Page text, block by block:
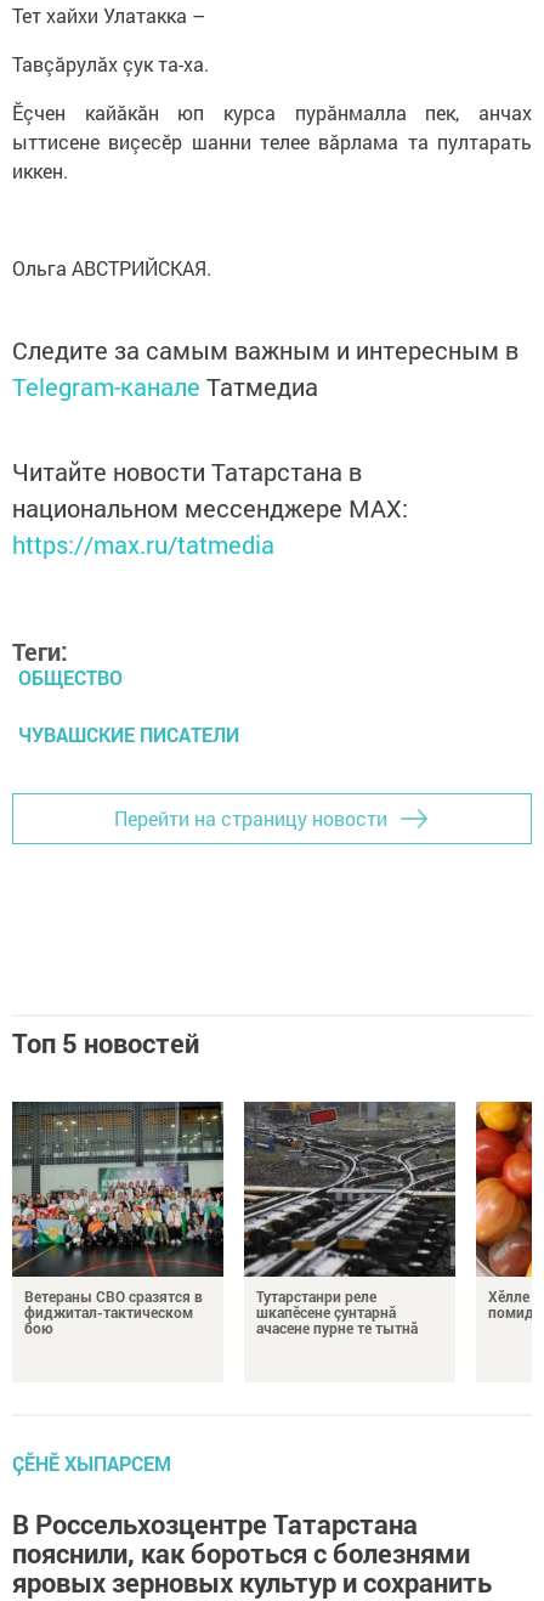
Тет хайхи Улатакка –
Тавçăрулăх çук та-ха.
Ӗçчен кайăкăн юп курса пурăнмалла пек, анчах
ыттисене виçесӗр шанни телее вăрлама та пултарать
иккен.
Ольга АВСТРИЙСКАЯ.
Следите за самым важным и интересным в
Telegram-канале Татмедиа
Читайте новости Татарстана в
национальном мессенджере MАХ:
https://max.ru/tatmedia
Теги:
ОБЩЕСТВО
ЧУВАШСКИЕ ПИСАТЕЛИ
Перейти на страницу новости
Топ 5 новостей
Ветераны СВО сразятся в
фиджитал-тактическом
бою
Тутарстанри реле
шкапӗсене çунтарнă
ачасене пурне те тытнă
Хӗлле
ÇӖНӖ ХЫПАРСЕМ
В Россельхозцентре Татарстана
пояснили, как бороться с болезнями
яровых зерновых культур и сохранить